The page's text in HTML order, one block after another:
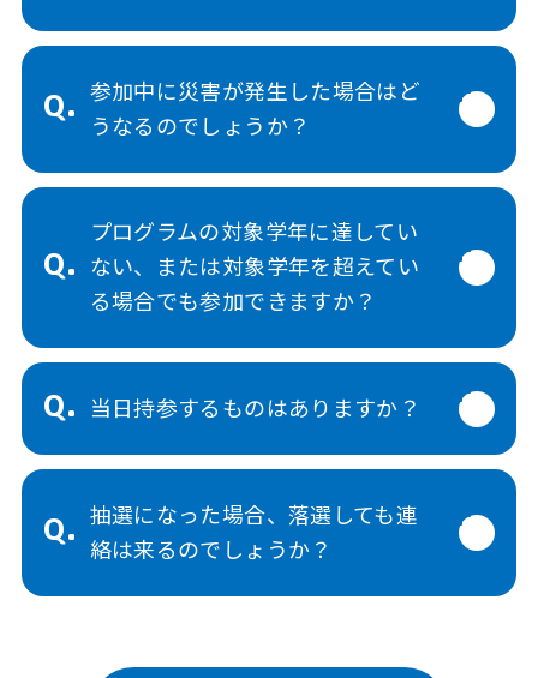
Q. 参加中に災害が発生した場合はど
うなるのでしょうか？
Q.
プログラムの対象学年に達してい
ない、または対象学年を超えてい
る場合でも参加できますか？
Q. 当日持参するものはありますか？
Q. 抽選になった場合、落選しても連
絡は来るのでしょうか？